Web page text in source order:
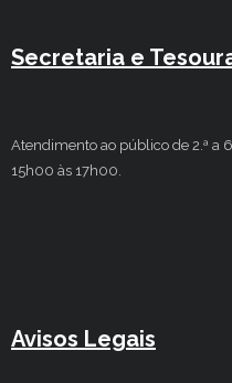
Secretaria e
Atendimento ao público de 2.ª a
15h00 às 17h00.
Avisos Legais